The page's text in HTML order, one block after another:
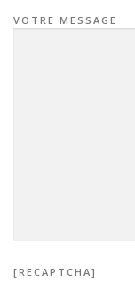
VOTRE MESSAGE
[RECAPTCHA]